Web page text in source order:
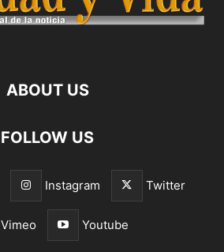
ABOUT US
FOLLOW US
Instagram Twitter
Vimeo Youtube